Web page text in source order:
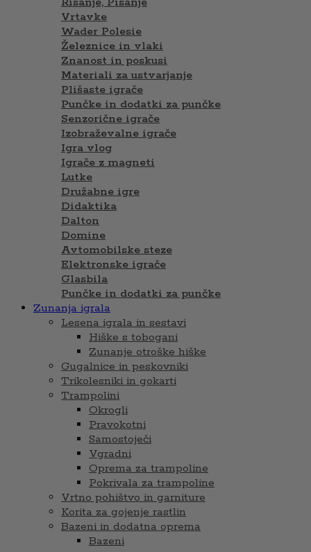
Vrtavke
Wader Polesie
Železnice in vlaki
Znanost in poskusi
Materiali za ustvarjanje
Plišaste igrače
Punčke in dodatki za punčke
Senzorične igrače
Izobraževalne igrače
Igra vlog
Igrače z magneti
Lutke
Družabne igre
Didaktika
Dalton
Domine
Avtomobilske steze
Elektronske igrače
Glasbila
Punčke in dodatki za punčke
Zunanja igrala
Lesena igrala in sestavi
Hiške s tobogani
Zunanje otroške hiške
Gugalnice in peskovniki
Trikolesniki in gokarti
Trampolini
Okrogli
Pravokotni
Samostoječi
Vgradni
Oprema za trampoline
Pokrivala za trampoline
Vrtno pohištvo in garniture
Korita za gojenje rastlin
Bazeni in dodatna oprema
Bazeni